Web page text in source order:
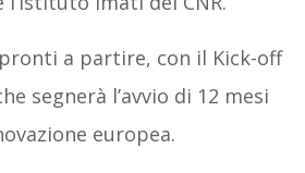
a partire, con il Kick-off
segnerà l’avvio di 12 mesi
europea.